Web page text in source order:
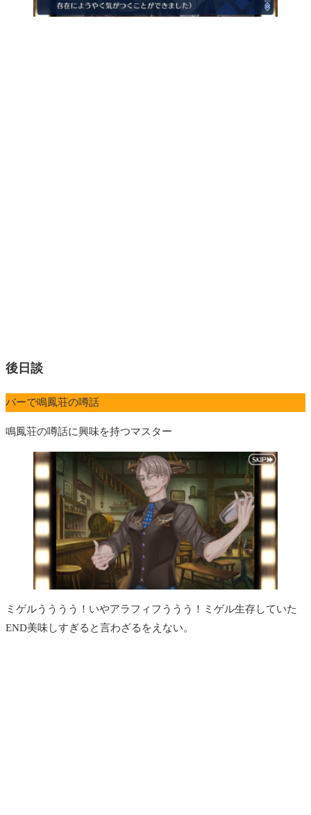
後日談
バーで鳴鳳荘の噂話
鳴鳳荘の噂話に興味を持つマスター
ミゲルうううう！いやアラフィフううう！ミゲル生存していた
END美味しすぎると言わざるをえない。